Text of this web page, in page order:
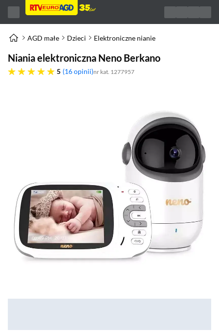
AGD małe Dzieci Elektroniczne nianie
Niania elektroniczna Neno Berkano
5
pięć gwiazdek 16 opinii nr kat. 1277957